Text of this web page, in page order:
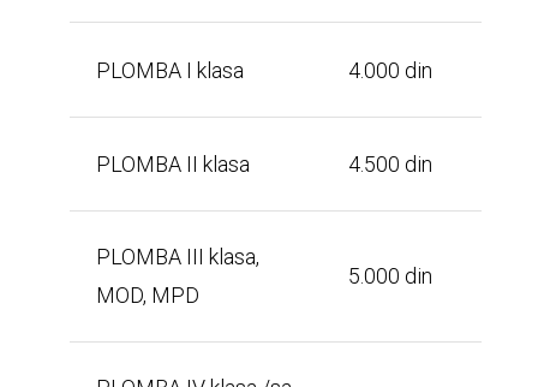
PLOMBA I klasa 4.000 din
PLOMBA II klasa 4.500 din
PLOMBA III klasa,
MOD, MPD
5.000 din